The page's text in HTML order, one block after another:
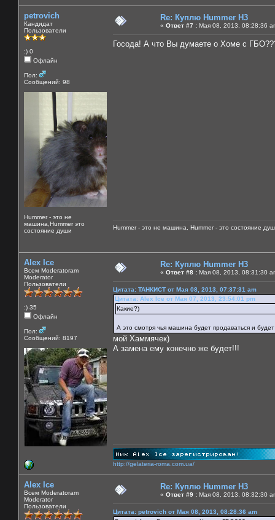
petrovich
Кандидат
Пользователи
:) 0
Офлайн
Пол:
Сообщений: 98
Hummer - это не
машина,Hummer это
состояние души
Re: Куплю Hummer H3
« Ответ #7 : Мая 08, 2013, 08:28:36
Госода! А что Вы думаете о Хоме с
Hummer - это не машина, Hummer - это состояние
Alex Ice
Всем Moderatoram
Moderator
Пользователи
:) 35
Офлайн
Пол:
Сообщений: 8197
Re: Куплю Hummer H3
« Ответ #8 : Мая 08, 2013, 08:31:30
Цитата: ТАНКИСТ от Мая 08, 2013, 07:37:31 am
Цитата: Alex Ice от Мая 07, 2013, 23:54:01 pm
Какие?)
А это смотря чья машина будет продаваться и
мой Хаммячек)
А замена ему конечно же будет!!!
http://gelateria-roma.com.ua/
Alex Ice
Всем Moderatoram
Moderator
Пользователи
Re: Куплю Hummer H3
« Ответ #9 : Мая 08, 2013, 08:32:30
Цитата: petrovich от Мая 08, 2013, 08:28:36 am